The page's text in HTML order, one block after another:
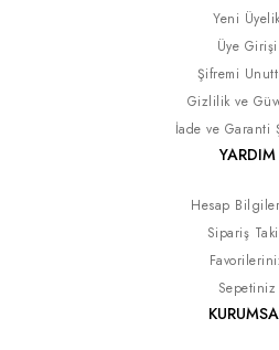
Yeni Üyelik
Üye Girişi
Şifremi
Gizlilik ve
İade ve Garanti
YARDIM
Hesap
Sipariş
Sepetiniz